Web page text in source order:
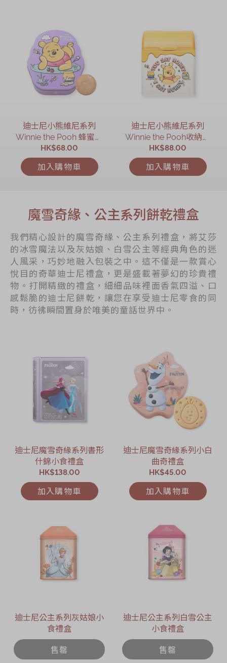
迪士尼小熊維尼系列
Winnie the Pooh 蜂蜜曲
奇禮盒
HK$68.00
加入購物車
迪士尼小熊維尼系列
Winnie the Pooh收納禮
盒
HK$88.00
加入購物車
魔雪奇緣、公主系列餅乾禮盒
我們精心設計的魔雪奇緣、公主系列禮盒，將艾莎
的冰雪魔法以及灰姑娘、白雪公主等經典角色的迷
人風采，巧妙地融入包裝之中。這不僅是一款賞心
悅目的奇華迪士尼禮盒，更是盛載著夢幻的珍貴禮
物。打開精緻的禮盒，細細品味裡面香氣四溢、口
感鬆脆的迪士尼餅乾，讓您在享受迪士尼零食的同
時，彷彿瞬間置身於唯美的童話世界中。
迪士尼魔雪奇緣系列書形
什錦小食禮盒
HK$138.00
加入購物車
迪士尼魔雪奇緣系列小白
曲奇禮盒
HK$45.00
加入購物車
迪士尼公主系列灰姑娘小
食禮盒
售罄
迪士尼公主系列白雪公主
小食禮盒
售罄